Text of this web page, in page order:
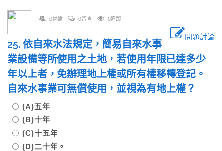
0討論 0留言 0追蹤
問題討論
25. 依自來水法規定，簡易自來水事
業設備等所使用之土地，若使用年限已達多少
年以上者，免辦理地上權或所有權移轉登記。
自來水事業可無償使用，並視為有地上權？
(A)五年
(B)十年
(C)十五年
(D)二十年。